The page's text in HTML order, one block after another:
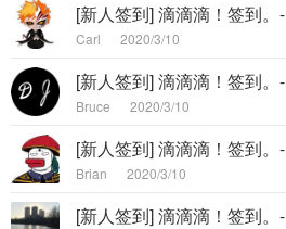
[新人签到] 滴滴滴！签到。-
Carl 2020/3/10
[新人签到] 滴滴滴！签到。-
Bruce 2020/3/10
[新人签到] 滴滴滴！签到。-
Brian 2020/3/10
[新人签到] 滴滴滴！签到。-